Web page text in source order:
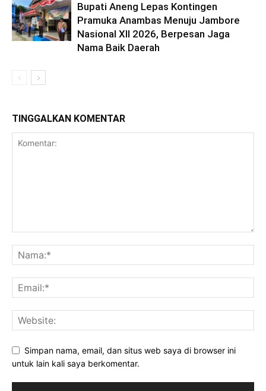
Bupati Aneng Lepas Kontingen
Pramuka Anambas Menuju Jambore
Nasional XII 2026, Berpesan Jaga
Nama Baik Daerah
TINGGALKAN KOMENTAR
Simpan nama, email, dan situs web saya di browser ini
untuk lain kali saya berkomentar.